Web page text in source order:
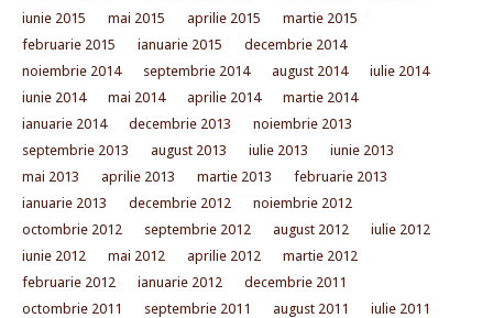
iunie 2015
mai 2015 aprilie 2015
martie 2015
februarie 2015
ianuarie 2015
decembrie 2014
noiembrie 2014
septembrie 2014 august 2014
iulie 2014
iunie 2014
mai 2014 aprilie 2014
martie 2014
ianuarie 2014
decembrie 2013
noiembrie 2013
septembrie 2013
august 2013 iulie 2013
iunie 2013
mai 2013
aprilie 2013 martie 2013
februarie 2013
ianuarie 2013
decembrie 2012
noiembrie 2012
octombrie 2012
septembrie 2012 august 2012
iulie 2012
iunie 2012
mai 2012 aprilie 2012
martie 2012
februarie 2012
ianuarie 2012
decembrie 2011
octombrie 2011
septembrie 2011 august 2011 iulie 2011